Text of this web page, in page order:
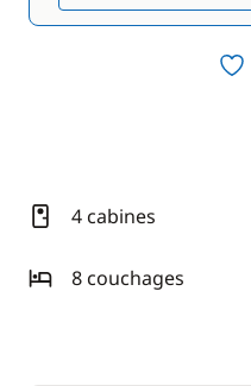
4 cabines
8 couchages